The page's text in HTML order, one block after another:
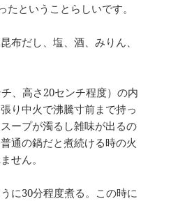
ということらしいです。
布だし、塩、酒、みりん、
、高さ20センチ程度）の内
り中火で沸騰寸前まで持っ
ープが濁るし雑味が出るの
通の鍋だと煮続ける時の火
せん。
に30分程度煮る。この時に